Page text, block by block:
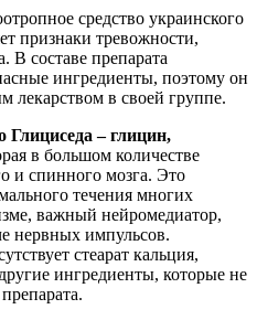
средство украинского
признаки тревожности,
В составе препарата
ингредиенты, поэтому он
лекарством в своей группе.
Глициседа – глицин,
в большом количестве
и спинного мозга. Это
течения многих
важный нейромедиатор,
нервных импульсов.
стеарат кальция,
ингредиенты, которые не